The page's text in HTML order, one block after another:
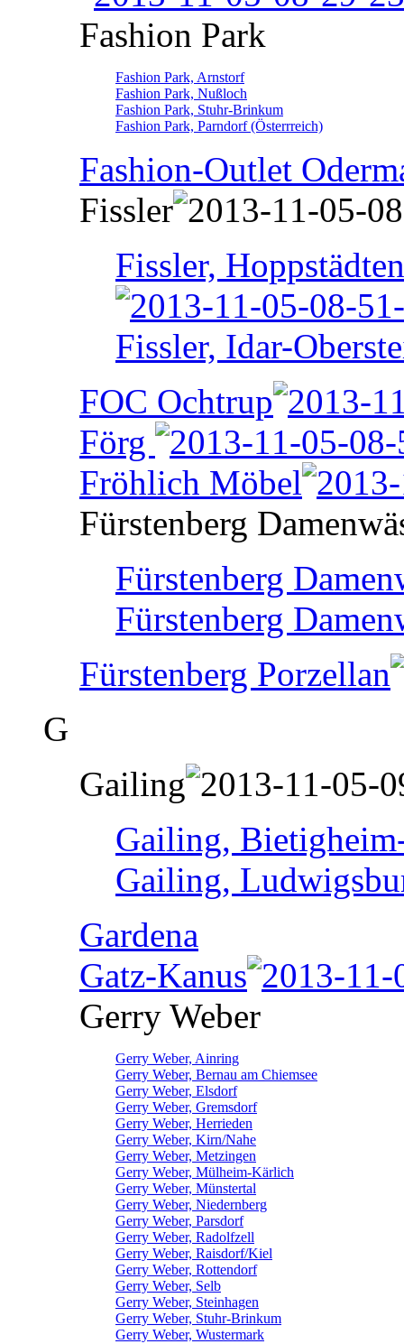
Fashion Park
Fashion Park, Arnstorf
Fashion Park, Nußloch
Fashion Park, Stuhr-Brinkum
Fashion Park, Parndorf (Österrreich)
Fashion-Outlet
Fissler
Fissler,
Fissler, Idar-
FOC Ochtrup
Förg
Fröhlich Möbel
Fürstenberg
Fürstenberg
Fürstenberg
Fürstenberg Porzellan
G
Gailing
Gailing,
Gailing,
Gardena
Gatz-Kanus
Gerry Weber
Gerry Weber, Ainring
Gerry Weber, Bernau am Chiemsee
Gerry Weber, Elsdorf
Gerry Weber, Gremsdorf
Gerry Weber, Herrieden
Gerry Weber, Kirn/Nahe
Gerry Weber, Metzingen
Gerry Weber, Mülheim-Kärlich
Gerry Weber, Münstertal
Gerry Weber, Niedernberg
Gerry Weber, Parsdorf
Gerry Weber, Radolfzell
Gerry Weber, Raisdorf/Kiel
Gerry Weber, Rottendorf
Gerry Weber, Selb
Gerry Weber, Steinhagen
Gerry Weber, Stuhr-Brinkum
Gerry Weber, Wustermark